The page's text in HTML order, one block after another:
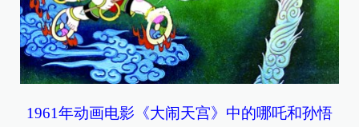
1961年动画电影《大闹天宫‎》中的哪吒和孙悟